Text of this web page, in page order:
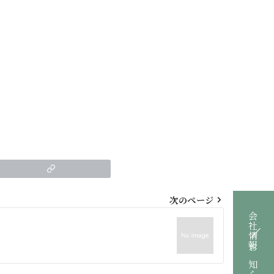
次のページ
会社情報